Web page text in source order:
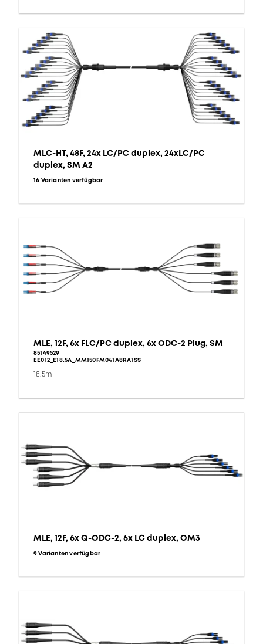
MLC-HT, 48F, 24x LC/PC duplex, 24xLC/PC
duplex, SM A2
16 Varianten verfügbar
MLE, 12F, 6x FLC/PC duplex, 6x ODC-2 Plug, SM
85149529
EE012_E18.5A_MM150FM041A8RA1SS
18.5m
MLE, 12F, 6x Q-ODC-2, 6x LC duplex, OM3
9 Varianten verfügbar